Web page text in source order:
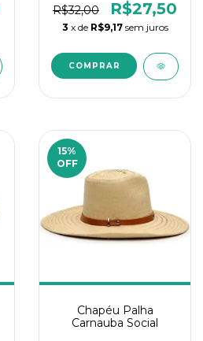
R$32,00 R$27,50
3 x de R$9,17 sem juros
15%
OFF
Chapéu Palha
Carnauba Social